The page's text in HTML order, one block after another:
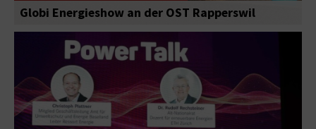
Globi Energieshow an der OST Rapperswil